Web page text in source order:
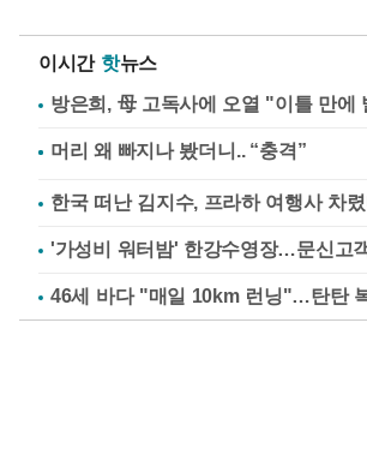
이시간 핫뉴스
방은희, 母 고독사에 오열 "이틀 만에
한국 떠난 김지수, 프라하 여행사 차
46세 바다 "매일 10km 런닝"…탄탄